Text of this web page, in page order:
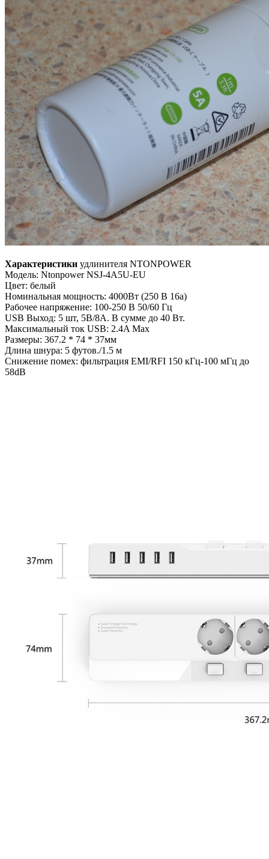
Характеристики удлинителя NTONPOWER
Модель: Ntonpower NSJ-4A5U-EU
Цвет: белый
Номинальная мощность: 4000Вт (250 В 16a)
Рабочее напряжение: 100-250 В 50/60 Гц
USB Выход: 5 шт, 5В/8А. В сумме до 40 Вт.
Максимальный ток USB: 2.4A Max
Размеры: 367.2 * 74 * 37мм
Длина шнура: 5 футов./1.5 м
Снижение помех: фильтрация EMI/RFI 150 кГц-100 мГц до
58dB